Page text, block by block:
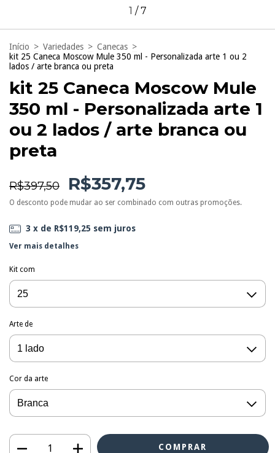
1 /7
Início > Variedades > Canecas >
kit 25 Caneca Moscow Mule 350 ml - Personalizada arte 1 ou 2
lados / arte branca ou preta
kit 25 Caneca Moscow Mule
350 ml - Personalizada arte 1
ou 2 lados / arte branca ou
preta
R$397,50 R$357,75
O desconto pode mudar ao ser combinado com outras promoções.
3 x de R$119,25 sem juros
Ver mais detalhes
Kit com
Arte de
Cor da arte